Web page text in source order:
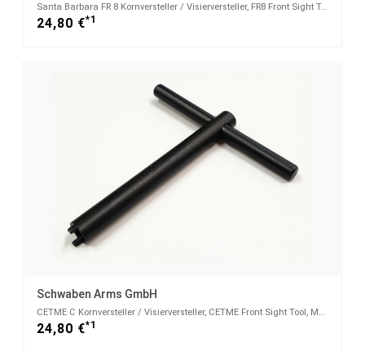
Santa Barbara FR 8 Kornversteller / Visierversteller, FR8 Front Sight Tool, MADE IN GERMANY
24,80 €*1
Schwaben Arms GmbH
CETME C Kornversteller / Visierversteller, CETME Front Sight Tool, MADE IN GERMANY
24,80 €*1